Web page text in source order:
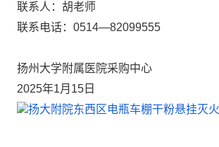
联系人：胡老师
联系电话： 0514—82099555
扬州大学附属医院采购中心
2025年1月 15 日
扬大附院东西区电瓶车棚干粉悬挂灭